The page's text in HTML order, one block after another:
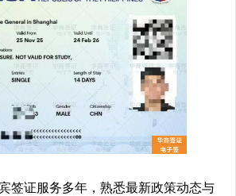
签证服务多年，熟悉最新政策动态与